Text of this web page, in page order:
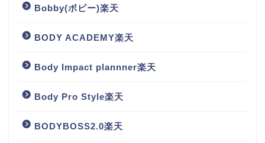
Bobby(ボビー)楽天
BODY ACADEMY楽天
Body Impact plannner楽天
Body Pro Style楽天
BODYBOSS2.0楽天